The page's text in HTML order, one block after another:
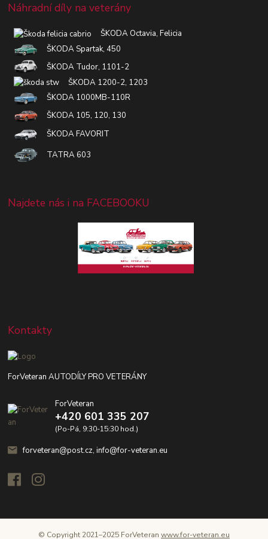
Náhradní díly na veterány
ŠKODA Octavia, Felicia
ŠKODA Spartak, 450
ŠKODA Tudor, 1101-2
ŠKODA 1200-2, 1203
ŠKODA 1000MB-110R
ŠKODA 105, 120, 130
ŠKODA FAVORIT
TATRA 603
Najdete nás i na FACEBOOKU
Kontakty
ForVeteran AUTODÍLY PRO VETERÁNY
ForVeteran
+420 601 335 207
(Po-Pá, 9:30-15:30 hod.)
forveteran@post.cz, info@for-veteran.eu
© Copyright 2021–2025 ForVeteran www.for-veteran.eu